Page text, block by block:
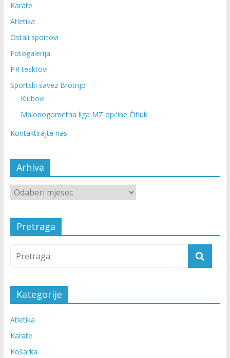
Karate
Atletika
Ostali sportovi
Fotogalerija
PR tesktovi
Sportski savez Brotnjo
Klubovi
Malonogometna liga MZ općine Čitluk
Kontaktirajte nas
Arhiva
Pretraga
Kategorije
Atletika
Karate
Košarka